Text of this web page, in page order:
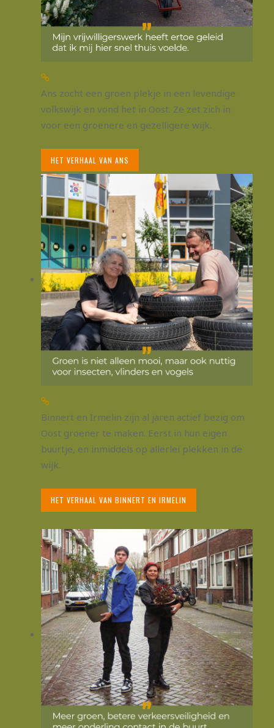
Ans zocht een groen plekje in een levendige
volkswijk en vond het in Oost. Ze zet zich in
voor een groenere en gezelligere wijk.
HET VERHAAL VAN ANS
Binnert en Irmelin zijn al jaren actief bezig om
Oost groener te maken. Eerst in hun eigen
buurtje, en inmiddels op allerlei plekken in de
wijk.
HET VERHAAL VAN BINNERT EN IRMELIN